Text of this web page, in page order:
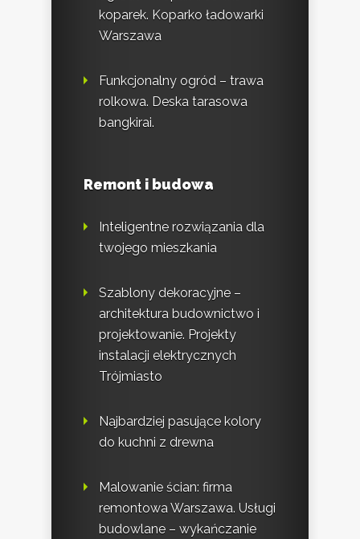
koparek. Koparko ładowarki
Warszawa
Funkcjonalny ogród – trawa
rolkowa. Deska tarasowa
bangkirai.
Remont i budowa
Inteligentne rozwiązania dla
twojego mieszkania
Szablony dekoracyjne –
architektura budownictwo i
projektowanie. Projekty
instalacji elektrycznych
Trójmiasto
Najbardziej pasujące kolory
do kuchni z drewna
Malowanie ścian: firma
remontowa Warszawa. Usługi
budowlane – wykańczanie